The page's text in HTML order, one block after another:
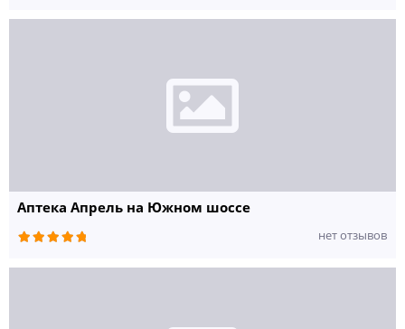
Аптека Апрель на Южном шоссе
нет отзывов